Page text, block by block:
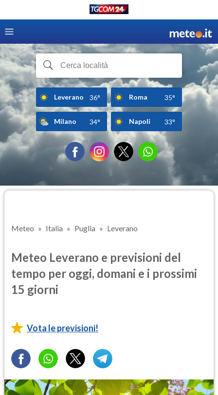
Leverano 36° Roma 35°
Milano 34° Napoli 33°
Meteo Italia Puglia Leverano
Meteo Leverano e previsioni del
tempo per oggi, domani e i prossimi
15 giorni
Vota le previsioni!